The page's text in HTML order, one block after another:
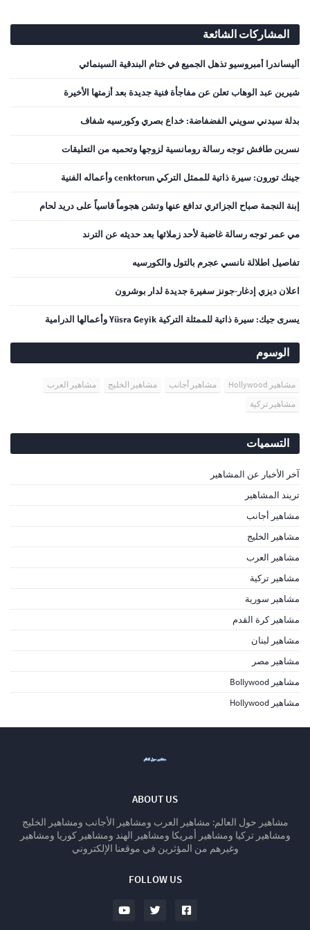
المشاركات الشائعة
أليساندرا أمبروسيو تذهل الجميع في ختام البندقية السينمائي
شيرين عبد الوهاب تعلن عن مفاجأة فنية جديدة بعد أزمتها الأخيرة
بدلة سيدني سويني الفضفاضة: خداع بصري وكورسيه شفاف
نسرين طافش توجه رسالة رومانسية لزوجها وتحميه من التعليقات
جينك تورون: سيرة ذاتية للممثل التركي cenktorun وأعماله الفنية
إبنة النجمة صباح الجزائري تدافع عنها وتشن هجوماً قاسياً على دريد لحام
مي عمر توجه رسالة غاضبة لأحد زملائها بعد حديثه عن الترند
تفاصيل اطلالة نانسي عجرم بالتول والكورسيه
اعلان ديزي إدغار-جونز سفيرة جديدة لدار بوشرون
يسرى جيك: سيرة ذاتية للممثلة التركية Yüsra Geyik وأعمالها الدرامية
الوسوم
مشاهير Hollywood مشاهير أجانب مشاهير الخليج
مشاهير العرب
مشاهير تركية
التسميات
آخر الأخبار عن المشاهير
تريند المشاهير
مشاهير أجانب
مشاهير الخليج
مشاهير العرب
مشاهير تركية
مشاهير سورية
مشاهير كرة القدم
مشاهير لبنان
مشاهير مصر
مشاهير Bollywood
مشاهير Hollywood
ABOUT US
مشاهير حول العالم: مشاهير العرب ومشاهير الأجانب ومشاهير الخليج
ومشاهير تركيا ومشاهير أمريكا ومشاهير الهند ومشاهير كوريا ومشاهير
وغيرهم من المؤثرين في موقعنا الإلكتروني
FOLLOW US